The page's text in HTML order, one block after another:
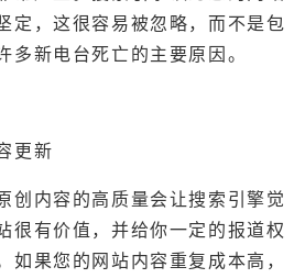
定，这很容易被忽略，而不是包
多新电台死亡的主要原因。
更新
创内容的高质量会让搜索引擎觉
很有价值，并给你一定的报道权
如果您的网站内容重复成本高，